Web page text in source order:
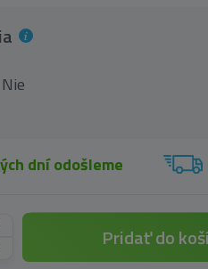
Nie
dní odošleme
Pridať do